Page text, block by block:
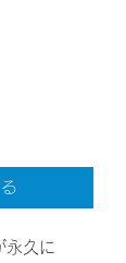
永久に